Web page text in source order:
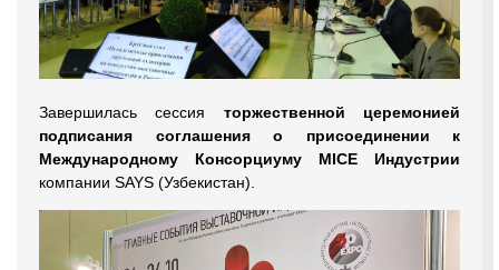
Завершилась сессия торжественной церемонией
подписания соглашения о присоединении к
Международному Консорциуму MICE Индустрии
компании SAYS (Узбекистан).